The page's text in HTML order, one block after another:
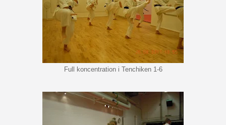
Full koncentration i Tenchiken 1-6